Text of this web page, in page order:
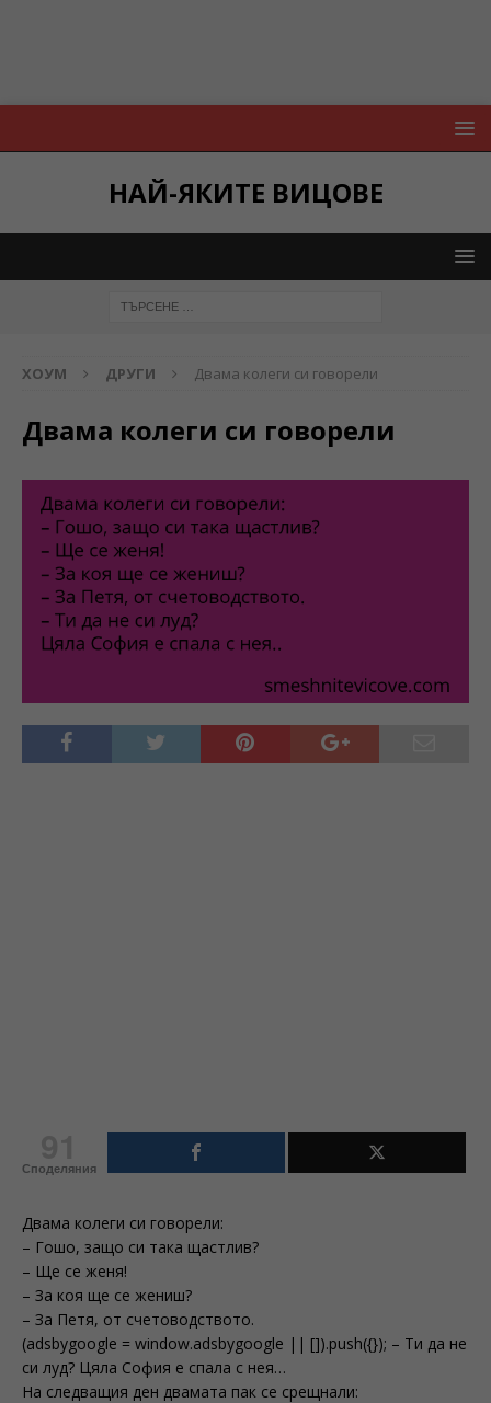
НАЙ-ЯКИТЕ ВИЦОВЕ
ХОУМ ДРУГИ Двама колеги си говорели
Двама колеги си говорели
Споделяния
Двама колеги си говорели:
– Гошо, защо си така щастлив?
– Ще се женя!
– За коя ще се жениш?
– За Петя, от счетоводството.
(adsbygoogle = window.adsbygoogle || []).push({}); – Ти да не
си луд? Цяла София е спала с нея…
На следващия ден двамата пак се срещнали: